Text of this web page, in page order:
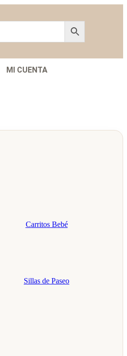
MI CUENTA
Carritos Bebé
Sillas de Paseo